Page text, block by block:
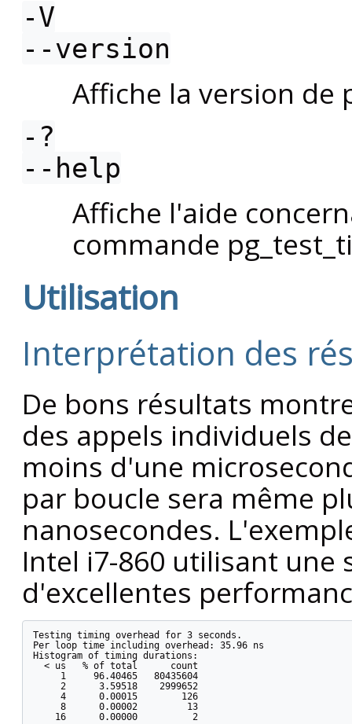
-V
--version
Affiche la version de
-?
--help
Affiche l'aide
commande
Utilisation
Interprétation des
De bons résultats
des appels individuels
moins d'une
par boucle sera même
nanosecondes.
Intel i7-860 utilisant une
d'excellentes
Testing timing overhead for 3 seconds.
Per loop time including overhead: 35.96 ns
Histogram of timing durations:
  < us   % of total      count
     1     96.40465   80435604
     2      3.59518    2999652
     4      0.00015        126
     8      0.00002         13
    16      0.00000          2